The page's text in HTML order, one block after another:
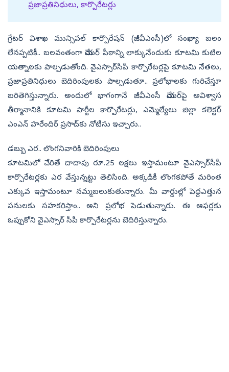
ప్రజాప్రతినిధులు, కార్పొరేటర్లు
గ్రేటర్‌ విశాఖ మున్సిపల్‌ కార్పొరేషన్‌ (జీవీఎంసీ)లో సంఖ్యా బలం
లేనప్పటికీ.. బలవంతంగా మేయర్‌ పీఠాన్ని లాక్కునేందుకు కూటమి కుటిల
యత్నాలకు పాల్పడుతోంది. వైఎస్సార్‌సీపీ కార్పొరేటర్లపై కూటమి నేతలు,
ప్రజా­ప్రతినిధులు బెదిరింపులకు పాల్పడుతూ.. ప్రలోభాలకు గురిచేస్తూ
బరితెగిస్తున్నారు. అందులో భాగంగానే జీవీఎంసీ మేయర్‌పై అవిశ్వాస
తీర్మానానికి కూటమి పార్టీల కార్పొరేటర్లు, ఎమ్మెల్యేలు జిల్లా కలెక్టర్‌
ఎంఎన్‌ హరేందిర్‌ ప్రసాద్‌కు నోటీసు ఇచ్చారు..
డబ్బు ఎర.. లొంగనివారికి బెదిరింపులు
కూటమిలో చేరితే దాదాపు రూ.25 లక్షలు ఇస్తామంటూ వైఎస్సార్‌సీపీ
కార్పొరేటర్లకు ఎర వేస్తున్నట్టు తెలిసింది. అక్కడికీ లొంగకపోతే మరింత
ఎక్కువ ఇస్తామంటూ నమ్మబలుకుతున్నారు. మీ వార్డుల్లో పెద్దఎత్తున
పనులకు సహకరిస్తాం.. అని ప్రలోభ పెడుతున్నారు. ఈ ఆఫర్లకు
ఒప్పుకోని వైఎస్సార్‌ సీపీ కార్పొరేటర్లను బెదిరిస్తున్నారు.